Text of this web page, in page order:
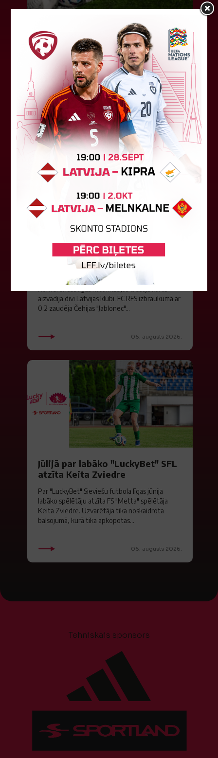
LFF DK 6. augusta lēmumi
LFF Disciplinārlietu komitejas sēdes protokols
Nr. DK 26/-38 Rīgā, 2026. gada 6. augustā.
Piedalās:Komitejas locekļi: Jevgenija
Tverjanoviča-Bore, Raivis Grīnbergs...
07. augusts 2026.
"Riga FC" iegūst handikapu, RFS
būs jāatspēlējas
Ceturtdienas vakarā savas spēles UEFA
aizvadīja divi Latvijas klubi. FC RFS izbraukumā ar
0:2 zaudēja Čehijas "Jablonec"...
06. augusts 2026.
Jūlijā par labāko "LuckyBet" SFL
atzīta Keita Zviedre
Par "LuckyBet" Sieviešu futbola līgas jūnija
labāko spēlētāju atzīta FS "Metta" spēlētāja
Keita Zviedre. Uzvarētāja tika noskaidrota
balsojumā, kurā tika apkopotas...
06. augusts 2026.
Tehniskais sponsors